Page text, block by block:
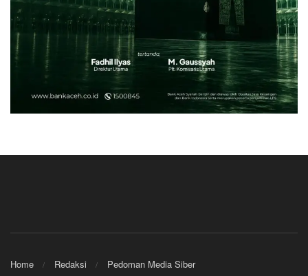
Home Redaksi Pedoman Media Siber